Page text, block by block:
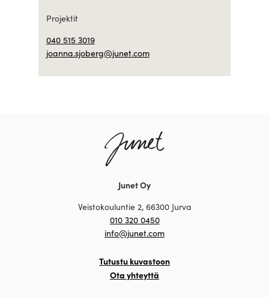
Projektit
040 515 3019
joanna.sjoberg@junet.com
Junet Oy
Veistokouluntie 2, 66300 Jurva
010 320 0450
info@junet.com
Tutustu kuvastoon
Ota yhteyttä